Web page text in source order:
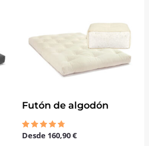
Futón de algodón
Valorado
Desde 160,90€